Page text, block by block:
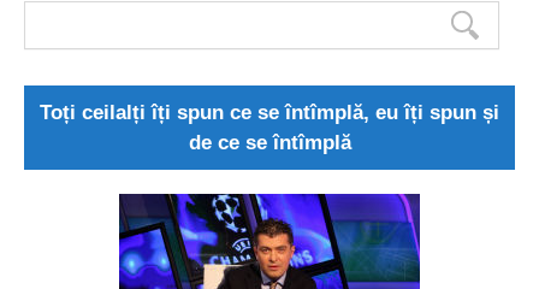
Toți ceilalți îți spun ce se întîmplă, eu îți spun și
de ce se întîmplă